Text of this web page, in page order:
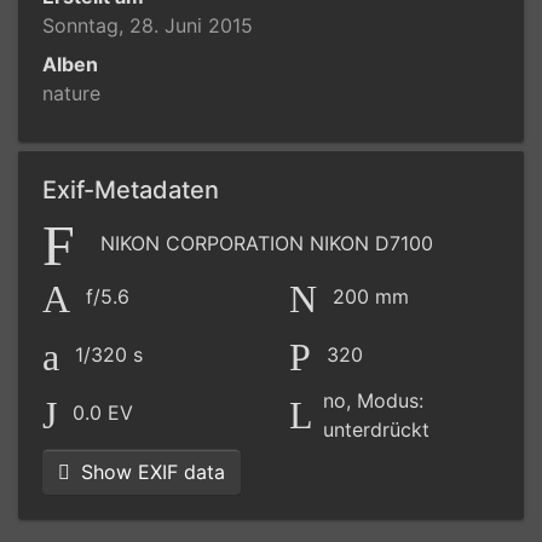
Sonntag, 28. Juni 2015
Alben
nature
Exif-Metadaten
NIKON CORPORATION NIKON D7100
f/5.6 200 mm
1/320 s 320
0.0 EV
no, Modus:
unterdrückt
Show EXIF data